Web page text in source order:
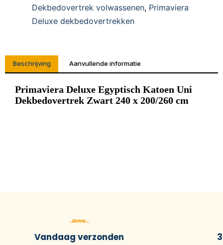
Dekbedovertrek volwassenen, Primaviera
Deluxe dekbedovertrekken
Beschrijving Aanvullende informatie
Primaviera Deluxe Egyptisch Katoen Uni
Dekbedovertrek Zwart 240 x 200/260 cm
Vandaag verzonden